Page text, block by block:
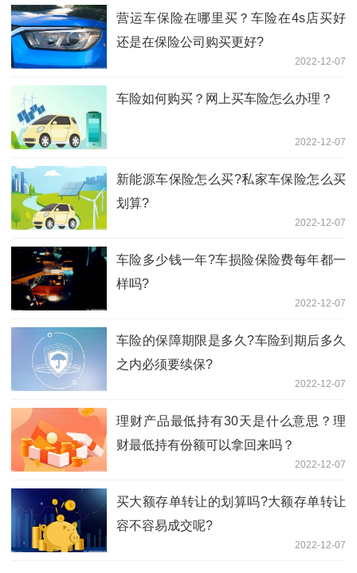
营运车保险在哪里买？车险在4s店买好
还是在保险公司购买更好?
2022-12-07
车险如何购买？网上买车险怎么办理？
2022-12-07
新能源车保险怎么买?私家车保险怎么买
划算?
2022-12-07
车险多少钱一年?车损险保险费每年都一
样吗?
2022-12-07
车险的保障期限是多久?车险到期后多久
之内必须要续保?
2022-12-07
理财产品最低持有30天是什么意思？理
财最低持有份额可以拿回来吗？
2022-12-07
买大额存单转让的划算吗?大额存单转让
容不容易成交呢?
2022-12-07